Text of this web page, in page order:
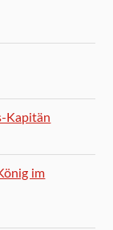
Kapitän
im